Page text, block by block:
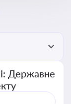
Державне